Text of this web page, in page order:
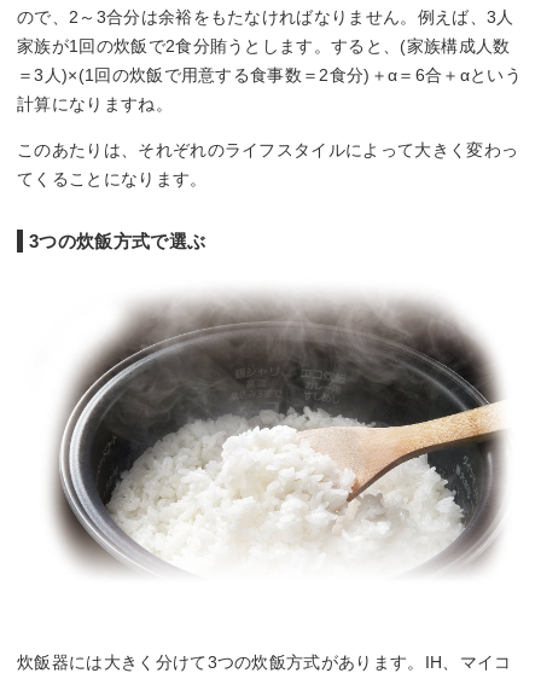
ので、2～3合分は余裕をもたなければなりません。例えば、3人
家族が1回の炊飯で2食分賄うとします。すると、(家族構成人数
＝3人)×(1回の炊飯で用意する食事数＝2食分)＋α＝6合＋αという
計算になりますね。
このあたりは、それぞれのライフスタイルによって大きく変わっ
てくることになります。
3つの炊飯方式で選ぶ
炊飯器には大きく分けて3つの炊飯方式があります。IH、マイコ